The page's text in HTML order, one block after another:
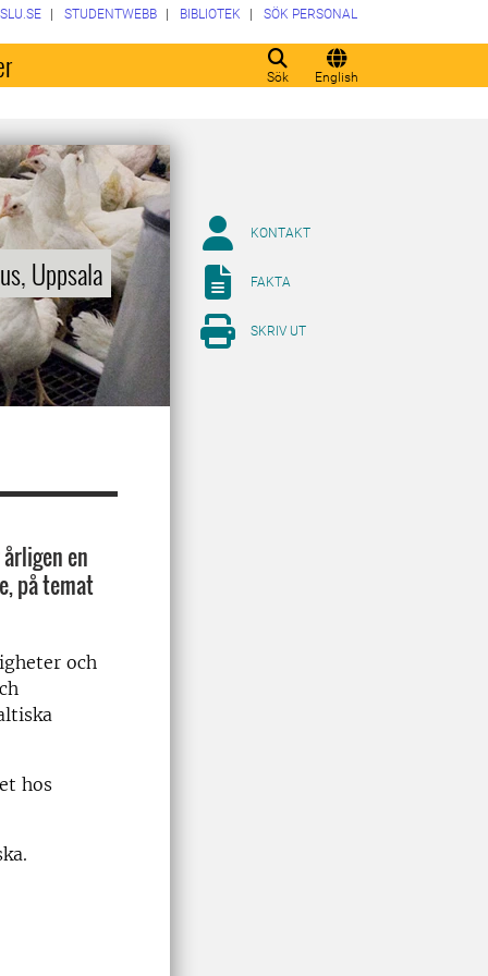
Sök English
SLU.SE STUDENTWEBB BIBLIOTEK SÖK PERSONAL
Uppsala
en
på temat
och
hos
KONTAKT
FAKTA
SKRIV UT